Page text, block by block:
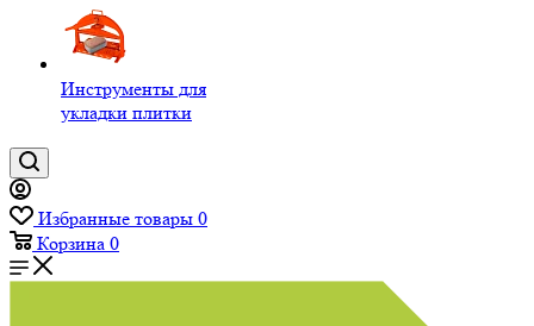
Инструменты для
укладки плитки
Избранные товары 0
Корзина 0